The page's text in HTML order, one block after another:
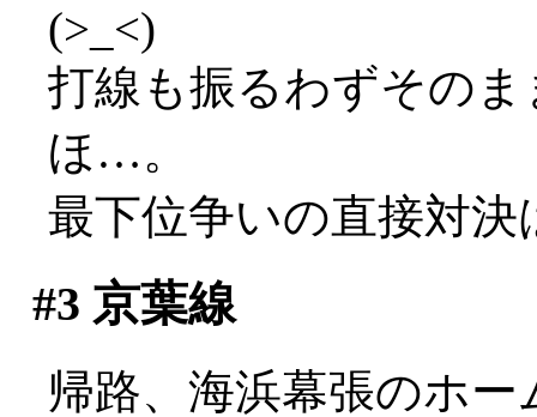
(>_<)
打線も振るわずその
ほ…。
最下位争いの直接対
#3 京葉線
帰路、海浜幕張のホ